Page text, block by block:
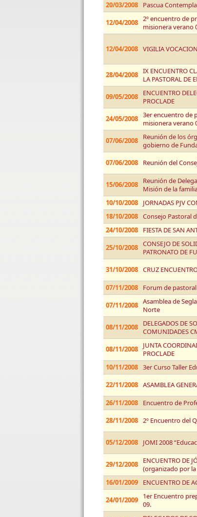
20/03/2008 Pascua
12/04/2008 2º encuentro de
misionera verano
12/04/2008 VIGILIA
28/04/2008 IX ENCUENTRO
LA PASTORAL DE
09/05/2008
ENCUENTRO
PROCLADE
24/05/2008 3er encuentro de
misionera verano
07/06/2008
Reunión de los
gobierno de
07/06/2008
Reunión del
15/06/2008
Reunión de
Misión de la
10/10/2008
JORNADAS PJV
18/10/2008 Consejo Pastoral
24/10/2008
FIESTA DE SAN
25/10/2008 CONSEJO DE
PATRONATO DE
31/10/2008 CRUZ
07/11/2008
Forum de
07/11/2008 Asamblea de
Norte
08/11/2008
DELEGADOS DE
COMUNIDADES
08/11/2008
JUNTA
PROCLADE
10/11/2008 3er Curso Taller
22/11/2008 ASAMBLEA
26/11/2008
Encuentro de
28/11/2008 2º Encuentro del
05/12/2008
JOMI 2008
29/12/2008
ENCUENTRO DE
(organizado por
16/01/2009 ENCUENTRO DE
24/01/2009
1er Encuentro
09.